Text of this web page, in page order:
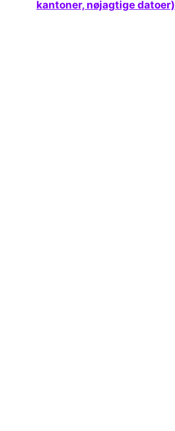
kantoner, nøjagtige datoer)